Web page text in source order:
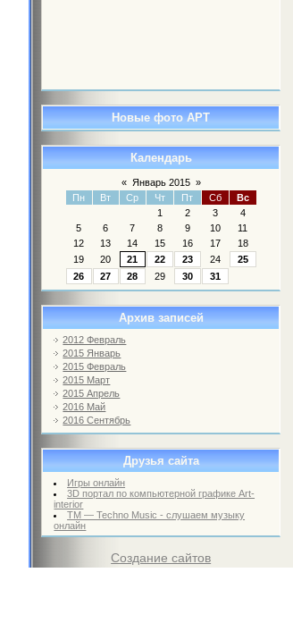
Новые фото АРТ
Календарь
« Январь 2015 »
Пн
Вт Ср Чт Пт Сб
Вс
1
2 3
4
5
6 7 8 9 10
11
12
13 14 15 16 17
18
19
20 21 22 23 24
25
26
27 28 29 30 31
Архив записей
2012 Февраль
2015 Январь
2015 Февраль
2015 Март
2015 Апрель
2016 Май
2016 Сентябрь
Друзья сайта
Игры онлайн
3D портал по компьютерной графике Art-
interior
TM — Techno Music - слушаем музыку
онлайн
Создание сайтов